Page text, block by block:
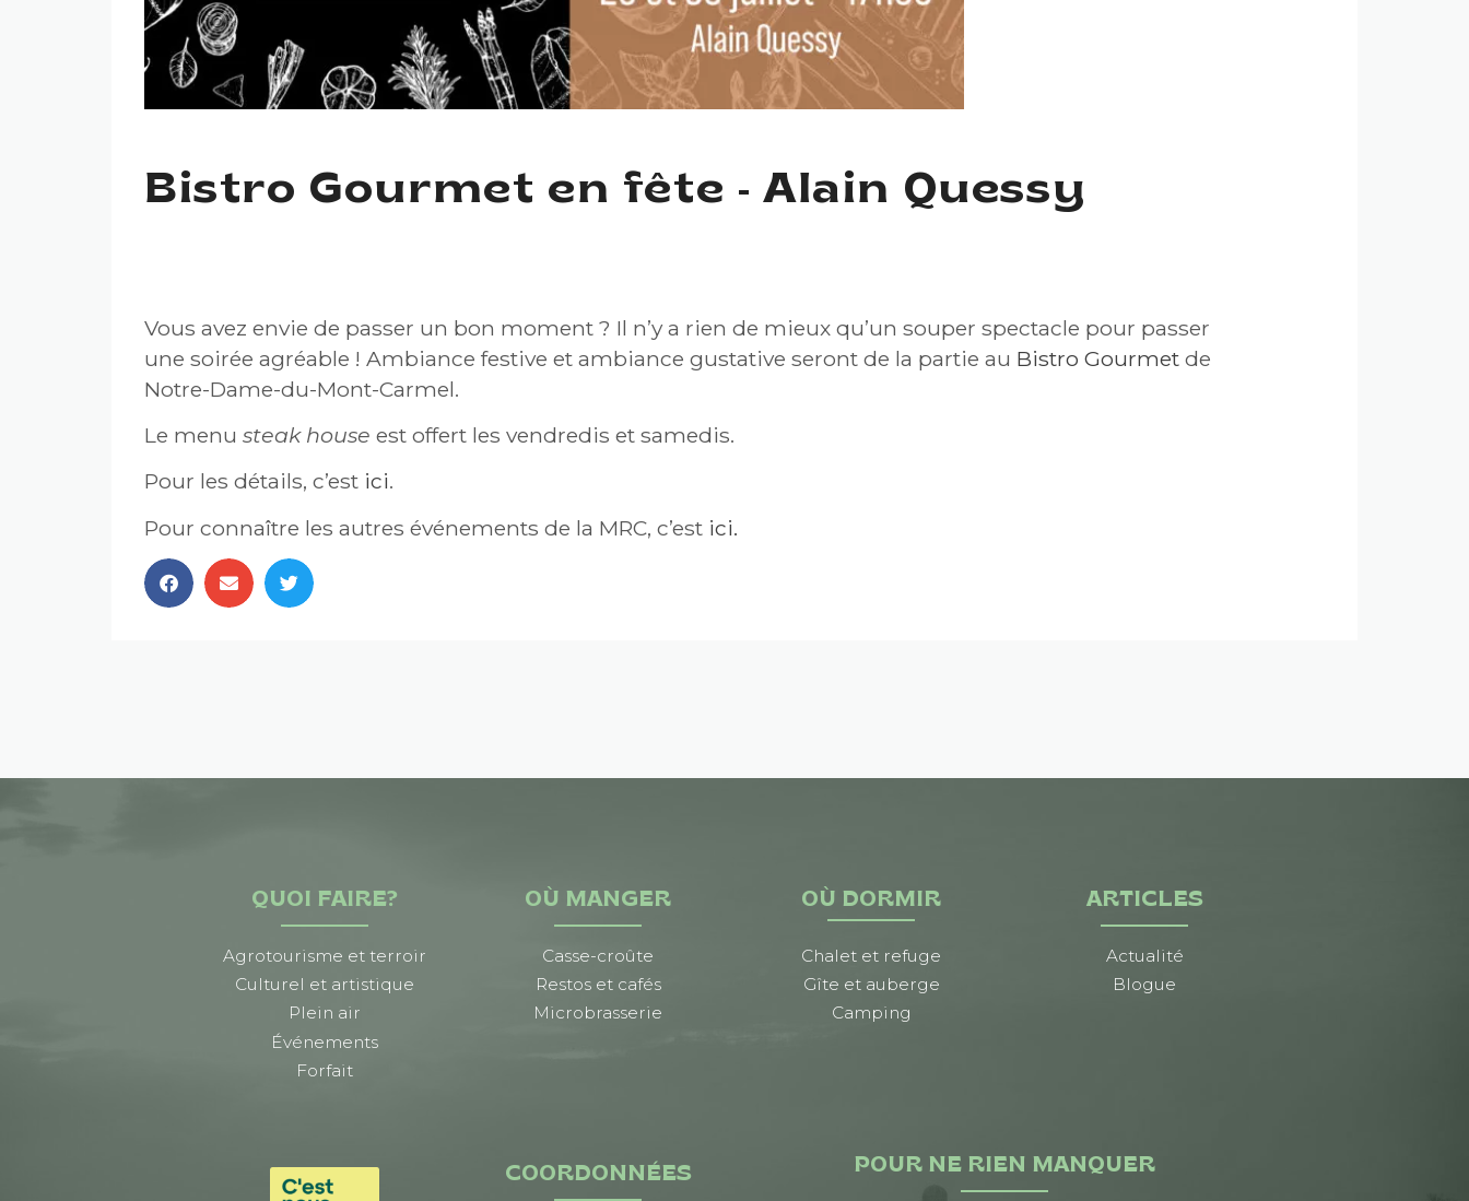
Bistro Gourmet en fête - Alain Quessy
Vous avez envie de passer un bon moment ? Il n’y a rien de mieux qu’un souper spectacle pour passer
une soirée agréable ! Ambiance festive et ambiance gustative seront de la partie au Bistro Gourmet de
Notre-Dame-du-Mont-Carmel.
Le menu steak house est offert les vendredis et samedis.
Pour les détails, c’est ici.
Pour connaître les autres événements de la MRC, c’est ici.
QUOI FAIRE?
Agrotourisme et terroir
Culturel et artistique
Plein air
Événements
Forfait
OÙ MANGER
Casse-croûte
Restos et cafés
Microbrasserie
OÙ DORMIR
Chalet et refuge
Gîte et auberge
Camping
ARTICLES
Actualité
Blogue
COORDONNÉES POUR NE RIEN MANQUER